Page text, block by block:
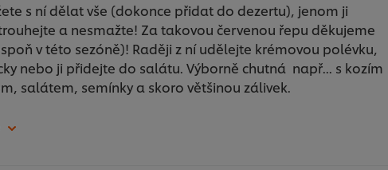
s ní dělat vše (dokonce přidat do dezertu), jenom ji
a nesmažte! Za takovou červenou řepu děkujeme
v této sezóně)! Raději z ní udělejte krémovou polévku,
nebo ji přidejte do salátu. Výborně chutná např... s kozím
salátem, semínky a skoro většinou zálivek.